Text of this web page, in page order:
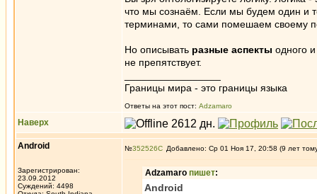
что мы сознаём. Если мы будем один и
терминами, то сами помешаем своему
Но описывать разные аспекты одного
не препятствует.
Границы мира - это границы языка
Ответы на этот пост: Adzamaro
Наверх
Android
Зарегистрирован:
23.09.2012
Суждений: 4498
№352526 Добавлено: Ср 01 Ноя 17, 20:58 (9 лет
Adzamaro пишет:
Android